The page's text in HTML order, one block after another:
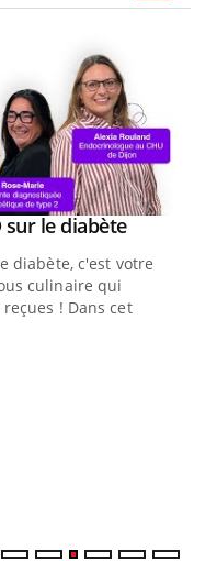
sur le diabèteYoutube
diabète, c'est votre
culinaire qui
! Dans cet